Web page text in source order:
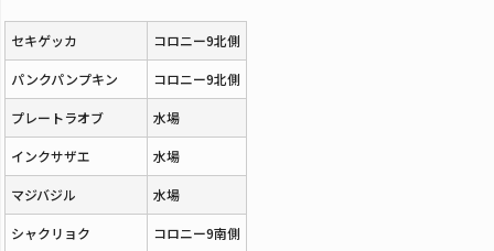
セキゲッカ コロニー9北側
パンクパンプキン コロニー9北側
プレートラオブ 水場
インクサザエ 水場
マジバジル 水場
シャクリョク コロニー9南側